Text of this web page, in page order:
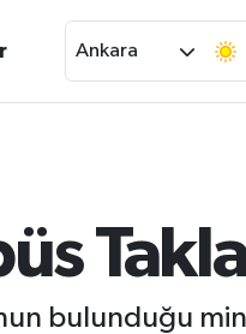
Ankara
bulunduğu